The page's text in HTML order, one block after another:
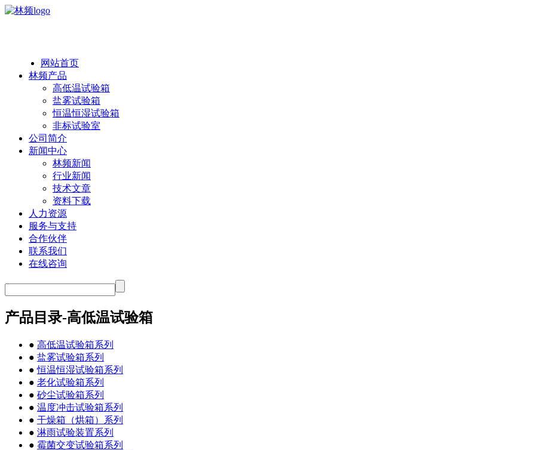
网站首页
林频产品
高低温试验箱
盐雾试验箱
恒温恒湿试验箱
非标试验室
公司简介
新闻中心
林频新闻
行业新闻
技术文章
资料下载
人力资源
服务与支持
合作伙伴
联系我们
在线咨询
产品目录-高低温试验箱
● 高低温试验箱系列
● 盐雾试验箱系列
●恒温恒湿试验箱系列
● 老化试验箱系列
● 砂尘试验箱系列
● 温度冲击试验箱系列
● 干燥箱（烘箱）系列
● 淋雨试验装置系列
● 霉菌交变试验箱系列